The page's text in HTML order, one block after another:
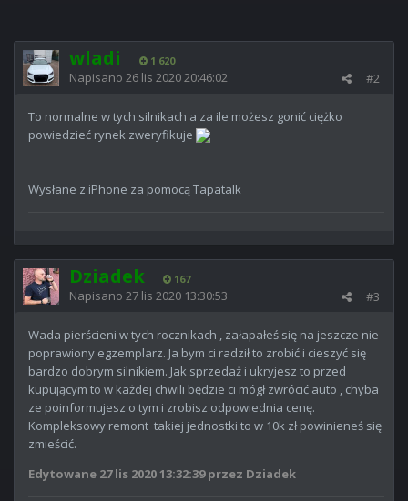
wladi 1 620
#2
Napisano 26 lis 2020 20:46:02
To normalne w tych silnikach a za ile możesz gonić ciężko
powiedzieć rynek zweryfikuje
Wysłane z iPhone za pomocą Tapatalk
Dziadek 167
#3
Napisano 27 lis 2020 13:30:53
Wada pierścieni w tych rocznikach , załapałeś się na jeszcze nie
poprawiony egzemplarz. Ja bym ci radził to zrobić i cieszyć się
bardzo dobrym silnikiem. Jak sprzedaż i ukryjesz to przed
kupującym to w każdej chwili będzie ci mógł zwrócić auto , chyba
ze poinformujesz o tym i zrobisz odpowiednia cenę.
Kompleksowy remont takiej jednostki to w 10k zł powinieneś się
zmieścić.
Edytowane 27 lis 2020 13:32:39przez Dziadek